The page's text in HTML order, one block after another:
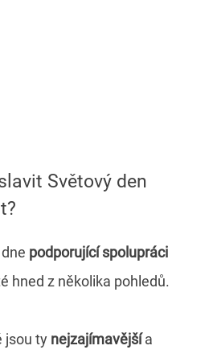
Světový den
podporující spolupráci
hned z několika pohledů.
jsou ty nejzajímavějšía